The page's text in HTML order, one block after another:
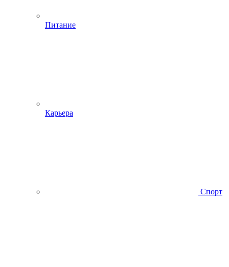
Питание
Карьера
Спорт